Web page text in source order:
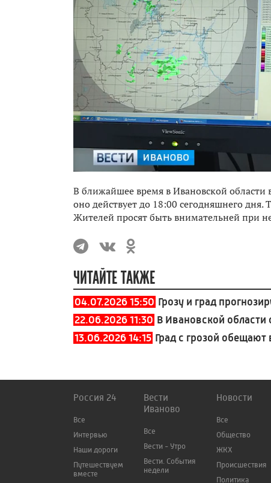
В ближайшее время в Ивановской
оно действует до 18:00 сегодняшнего
Жителей просят быть внимательней при
ЧИТАЙТЕ ТАКЖЕ
04.07.2026 15:50 Грозу и град
22.06.2026 11:30 В Ивановской области
13.06.2026 14:15 Град с грозой
Россия 24
Все
Интервью
Наши дороги
Путешествуем
вместе
Вести
Иваново
Все
Вести - Утро
Вести. События
недели
Новости
Все
Общество
ЖКХ
Происшествия
Политика